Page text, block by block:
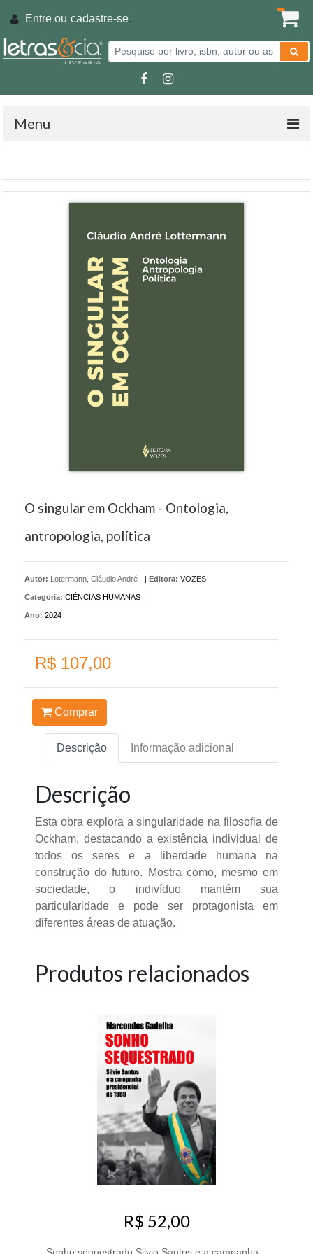
Entre ou cadastre-se.
Menu
O singular em Ockham - Ontologia,
antropologia, política
Autor: Lotermann, Cláudio André | Editora: VOZES
Categoria: CIÊNCIAS HUMANAS
Ano: 2024
R$ 107,00
Comprar
Descrição Informação adicional
Descrição
Esta obra explora a singularidade na filosofia de
Ockham, destacando a existência individual de
todos os seres e a liberdade humana na
construção do futuro. Mostra como, mesmo em
sociedade, o indivíduo mantém sua
particularidade e pode ser protagonista em
diferentes áreas de atuação.
Produtos relacionados
R$ 52,00